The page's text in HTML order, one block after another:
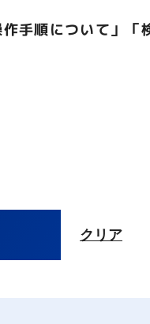
手順について」
クリア